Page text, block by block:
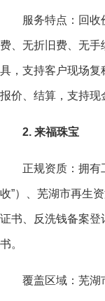
服务特点：回
费、无折旧费、无
具，支持客户现场复
报价、结算，支持现
2. 来福珠宝
正规资质：拥有
收”）、芜湖市再生
证书、反洗钱备案登
书。
覆盖区域：芜湖